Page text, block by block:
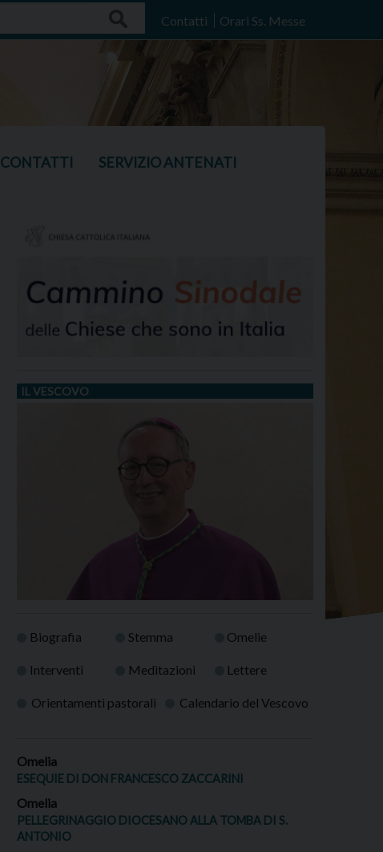
Contatti Orari Ss. Messe
CONTATTI SERVIZIO ANTENATI
IL VESCOVO
Biografia Stemma Omelie
Interventi Meditazioni Lettere
Orientamenti pastorali Calendario del Vescovo
Omelia
ESEQUIE DI DON FRANCESCO ZACCARINI
Omelia
PELLEGRINAGGIO DIOCESANO ALLA TOMBA DI S.
ANTONIO